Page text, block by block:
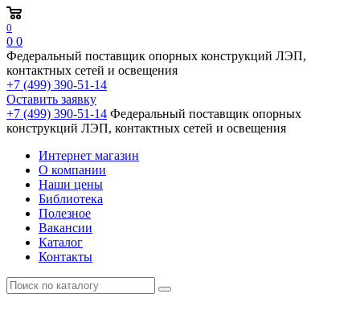
0
0 0
Федеральный поставщик опорных конструкций ЛЭП,
контактных сетей и освещения
+7 (499) 390-51-14
Оставить заявку
+7 (499) 390-51-14 Федеральный поставщик опорных
конструкций ЛЭП, контактных сетей и освещения
Интернет магазин
О компании
Наши цены
Библиотека
Полезное
Вакансии
Каталог
Контакты